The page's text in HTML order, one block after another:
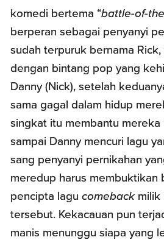
komedi bertema “battle-of-
berperan sebagai penyanyi
sudah terpuruk bernama
dengan bintang pop yang
Danny (Nick), setelah
sama gagal dalam hidup
singkat itu membantu
sampai Danny mencuri lagu
sang penyanyi pernikahan
meredup harus membuktikan
pencipta lagucomebackmilik
tersebut. Kekacauan pun
manis menunggu siapa yang